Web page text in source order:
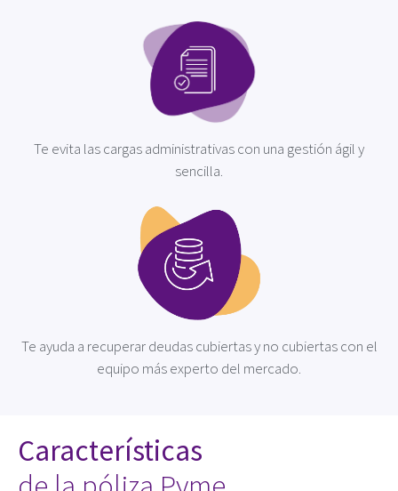
Te evita las cargas administrativas con una gestión ágil y
sencilla.
Te ayuda a recuperar deudas cubiertas y no cubiertas con el
equipo más experto del mercado.
Características